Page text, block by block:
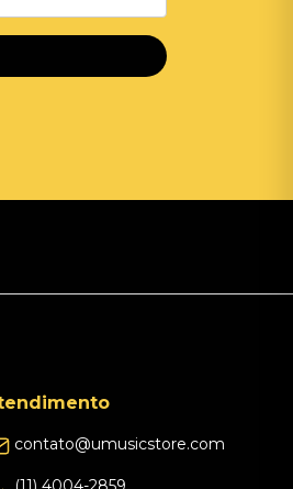
contato@umusicstore.com